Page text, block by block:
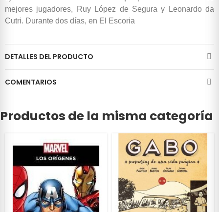
mejores jugadores, Ruy López de Segura y Leonardo da
Cutri. Durante dos días, en El Escoria
DETALLES DEL PRODUCTO
COMENTARIOS
Productos de la misma categoría